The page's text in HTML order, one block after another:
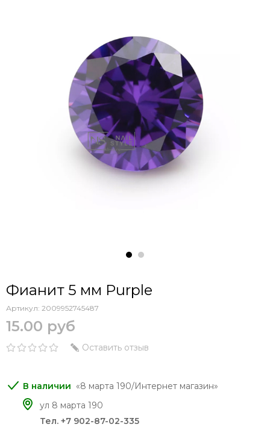
Фианит 5 мм Purple
Артикул: 2009952745487
15.00 руб
Оставить отзыв
8 марта 190/Интернет магазин
ул 8 марта 190
Тел. +7 902-87-02-335